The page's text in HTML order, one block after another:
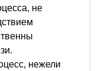
не
нежели